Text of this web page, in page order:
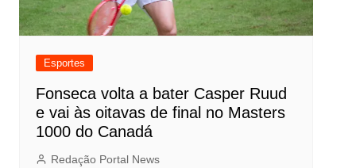
Esportes
Fonseca volta a bater Casper Ruud
e vai às oitavas de final no Masters
1000 do Canadá
Redação Portal News